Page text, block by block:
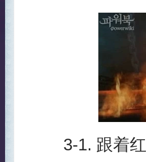
3-1. 跟着红